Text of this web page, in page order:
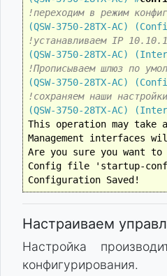
!переходим в режим
(QSW-3750-28TX-AC)
!устанавливаем IP
(QSW-3750-28TX-AC)
!Прописываем шлюз по
(QSW-3750-28TX-AC)
!сохраняем наши
(QSW-3750-28TX-AC)
This operation may take
Management interfaces
Are you sure you want
Config file 'startup-
Настраиваем
Настройка
конфигурирования.